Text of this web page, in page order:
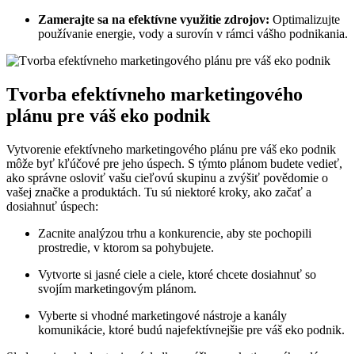
Zamerajte sa na efektívne využitie zdrojov: Optimalizujte
používanie energie, vody a surovín v rámci vášho podnikania.
Tvorba efektívneho marketingového
plánu pre váš eko podnik
Vytvorenie efektívneho marketingového plánu pre váš eko podnik
môže byť kľúčové pre jeho úspech. S týmto plánom budete vedieť,
ako správne osloviť vašu cieľovú skupinu a zvýšiť povědomie o
vašej značke a produktách. Tu sú niektoré kroky, ako začať a
dosiahnuť úspech:
Zacnite analýzou trhu a konkurencie, aby ste pochopili
prostredie, v ktorom sa pohybujete.
Vytvorte si jasné ciele a ciele, ktoré chcete dosiahnuť so
svojím marketingovým plánom.
Vyberte si vhodné marketingové nástroje a kanály
komunikácie, ktoré budú najefektívnejšie pre váš eko podnik.